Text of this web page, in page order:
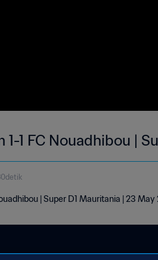
1-1 FC Nouadhibou |
| Super D1 Mauritania | 23